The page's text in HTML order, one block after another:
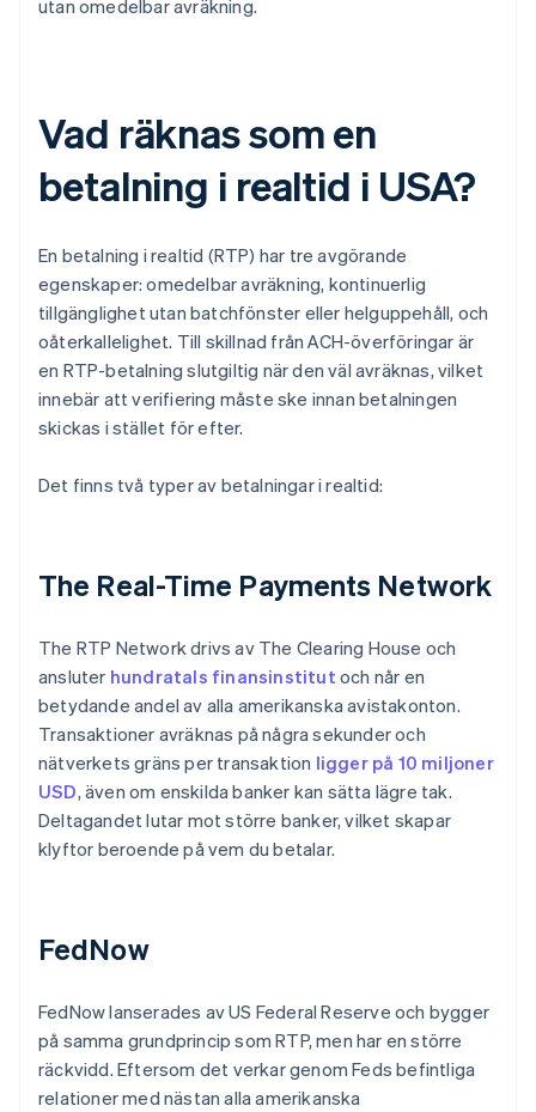
utan omedelbar avräkning.
Vad räknas som en
betalning i realtid i USA?
En betalning i realtid (RTP) har tre avgörande
egenskaper: omedelbar avräkning, kontinuerlig
tillgänglighet utan batchfönster eller helguppehåll, och
oåterkallelighet. Till skillnad från ACH-överföringar är
en RTP-betalning slutgiltig när den väl avräknas, vilket
innebär att verifiering måste ske innan betalningen
skickas i stället för efter.
Det finns två typer av betalningar i realtid:
The Real-Time Payments Network
The RTP Network drivs av The Clearing House och
ansluter hundratals finansinstitut och når en
betydande andel av alla amerikanska avistakonton.
Transaktioner avräknas på några sekunder och
nätverkets gräns per transaktion ligger på 10 miljoner
USD, även om enskilda banker kan sätta lägre tak.
Deltagandet lutar mot större banker, vilket skapar
klyftor beroende på vem du betalar.
FedNow
FedNow lanserades av US Federal Reserve och bygger
på samma grundprincip som RTP, men har en större
räckvidd. Eftersom det verkar genom Feds befintliga
relationer med nästan alla amerikanska